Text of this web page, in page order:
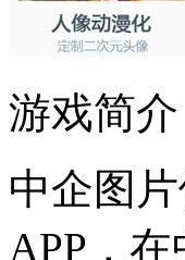
游戏简介
中企图
APP，